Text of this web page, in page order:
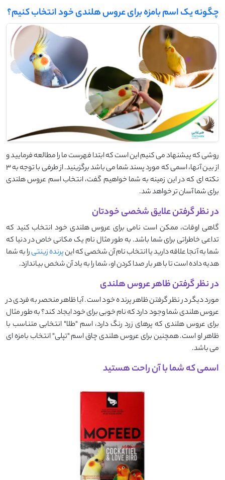
چگونه یک اسم بامزه برای عروس هلندی خود انتخاب کنیم؟
روشی که پیشنهاد می کنیم این است که ابتدا فهرست ما را مطالعه فرمایید و
از بین آنها، اسمی که مورد پسند شما می باشد برگزینید. از طرفی با توجه به 3
نکته ای که در این زمینه به شما خواهیم گفت، انتخاب اسم عروس هلندی
برای شما آسان تر خواهد شد.
در نظر گرفتن علایق شخصی خودتان
گاهی اوقات، ممکن است نامی برای عروس هلندی خود انتخاب کنید که
تداعی خاطراتی برای شما باشد. به طور مثال نام یک مکانی خاص در دنیا که
شما به آنجا علاقه دارید یا انتخاب نام آن شخصی که اینپرنده زینتیرا به شما
هدیه داده است تا با هر بار صدا کردن او، شما را به یاد آن شخص بیاندازد.
در نظر گرفتن ظاهر عروس هلندی
مورد دیگر در نظر گرفتن ظاهر پرنده خود است. آیا ظاهر منحصر به فردی در
عروس هلندی شما وجود دارد که نام خوبی برای خود ایجاد کند؟ به طور مثال
برای عروس هلندی که پرهای زرد رنگ دارد، اسم "طلا" انتخابی متناسب با
ظاهر او است. همچنین برای عروس هلندی چاق اسم "تپلی" انتخاب بامزه ای
می باشد.
اسمی که شما با آن راحت هستید